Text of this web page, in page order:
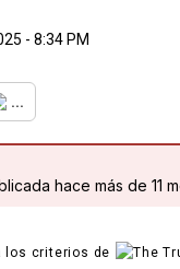
- 8:34 PM
...
hace más de 11
los criterios de